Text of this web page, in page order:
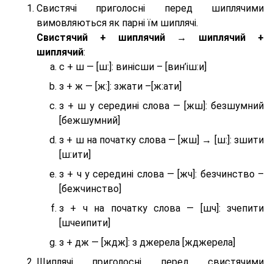
Свистячі приголосні перед шиплячими
вимовляються як парні їм шиплячі.
Cвистячий + шиплячий → шиплячий +
шиплячий:
с + ш — [ш:]: винісши – [вин’іш:и]
з + ж — [ж:]: зжати –[ж:ати]
з + ш у середині слова — [жш]: безшумний
[бежшумний]
з + ш на початку слова — [жш] → [ш:]: зшити
[ш:ити]
з + ч у середині слова — [жч]: безчинство –
[бежчинство]
з + ч на початку слова — [шч]: зчепити
[шчеипити]
з + дж — [ждж]: з джерела [жджерела]
Шиплячі приголосні перед свистячими